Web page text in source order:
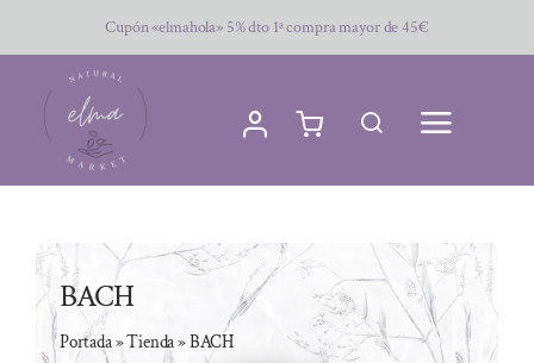
al
contenido
Cupón «elmahola» 5% dto 1ª compra mayor de 45€
BACH
Portada»Tienda»BACH